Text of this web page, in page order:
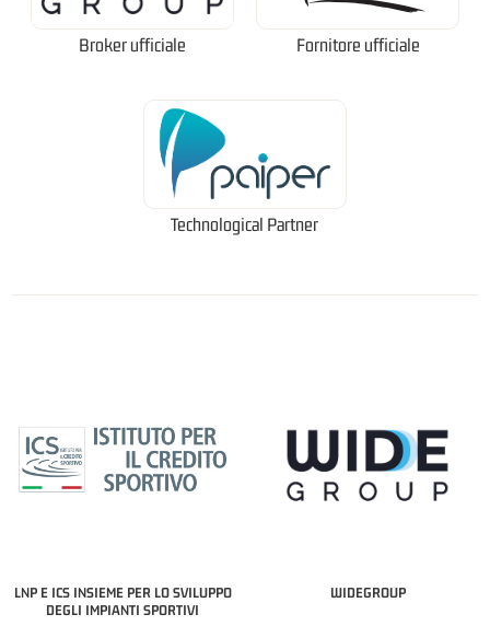
Broker ufficiale Fornitore ufficiale
Technological Partner
LNP E ICS INSIEME PER LO SVILUPPO
DEGLI IMPIANTI SPORTIVI
WIDEGROUP